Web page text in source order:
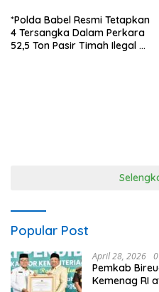
Warganya Kibarkan Bendera
Merah Putih
*Polda Babel Resmi Tetapkan
4 Tersangka Dalam Perkara
52,5 Ton Pasir Timah Ilegal Di
Popular Post
April 28, 2026
Pemkab
Kemenag RI